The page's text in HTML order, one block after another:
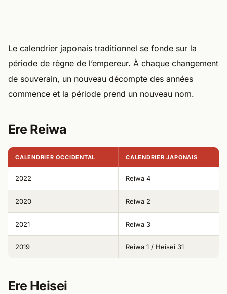
Le calendrier japonais traditionnel se fonde sur la
période de règne de l’empereur. À chaque changement
de souverain, un nouveau décompte des années
commence et la période prend un nouveau nom.
Ere Reiwa
CALENDRIER OCCIDENTAL CALENDRIER JAPONAIS
2022 Reiwa 4
2020 Reiwa 2
2021 Reiwa 3
2019 Reiwa 1 / Heisei 31
Ere Heisei